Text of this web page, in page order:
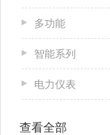
多功能
智能系列
电力仪表
查看全部